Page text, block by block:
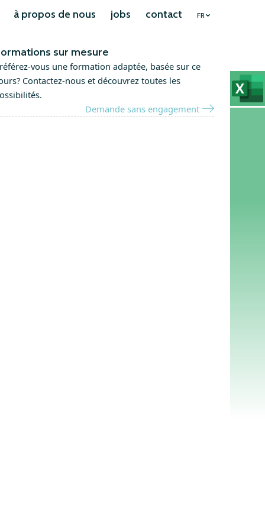
à propos de nous jobs contact FR
sur mesure
vous une formation adaptée, basée sur ce
Contactez-nous et découvrez toutes les
Demande sans engagement